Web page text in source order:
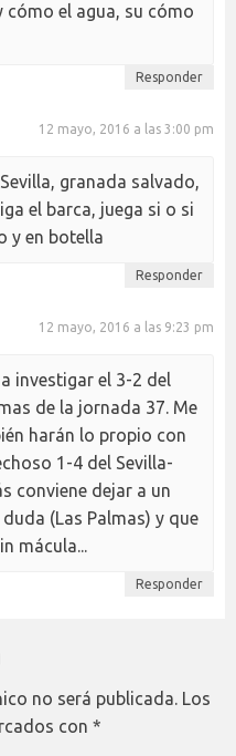
cómo el agua, su cómo
Responder
12 mayo, 2016 a las 3:00 pm
granada salvado,
el barca, juega si o si
y en botella
Responder
12 mayo, 2016 a las 9:23 pm
investigar el 3-2 del
de la jornada 37. Me
harán lo propio con
1-4 del Sevilla-
conviene dejar a un
(Las Palmas) y que
mácula...
Responder
no será publicada. Los
con *